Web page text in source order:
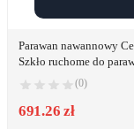
Parawan nawannowy
Szkło ruchome do
przesuwnego Larga
(0)
691.26 zł